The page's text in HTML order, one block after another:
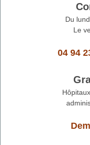
Du
Le
04 94